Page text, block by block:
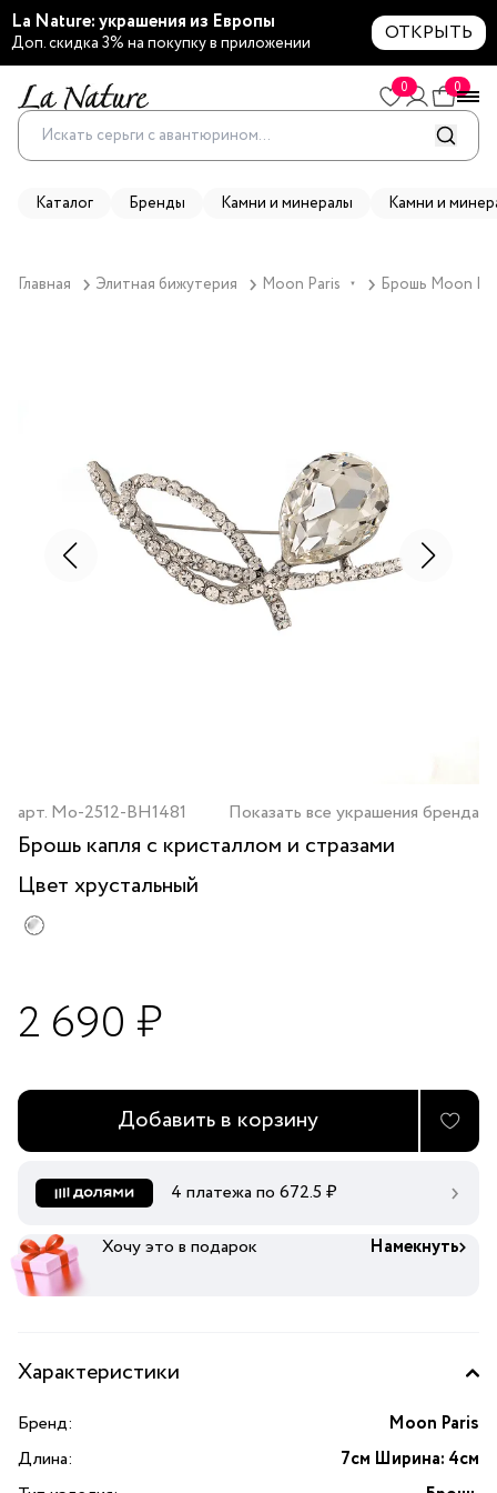
La Nature: украшения из Европы
Доп. скидка 3% на покупку в приложении ОТКРЫТЬ
0 0
Каталог Бренды Камни и минералы Камни и
Главная Элитная бижутерия Moon Paris ▼ Брошь Moon
арт. Mo-2512-BH1481 Показать все украшения бренда
Брошь капля с кристаллом и стразами
Цвет хрустальный
2 690 ₽
Добавить в корзину
4 платежа по 672.5 ₽
Хочу это в подарок Намекнуть
Характеристики
Бренд:
Moon Paris
Длина:
7см Ширина: 4см